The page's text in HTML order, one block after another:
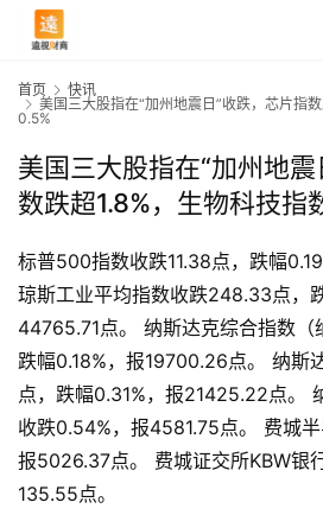
首
页
首页
快讯
美国三大股指在“加州地震日”收跌，芯片指
0.5%
美国三大股指在“加州地
数跌超1.8%，生物科技指
标普500指数收跌11.38点，跌幅
琼斯工业平均指数收跌248.33点，
44765.71点。 纳斯达克综合指数（
跌幅0.18%，报19700.26点。 纳斯
点，跌幅0.31%，报21425.22点。
收跌0.54%，报4581.75点。 费城半
报5026.37点。 费城证交所KBW银
135.55点。